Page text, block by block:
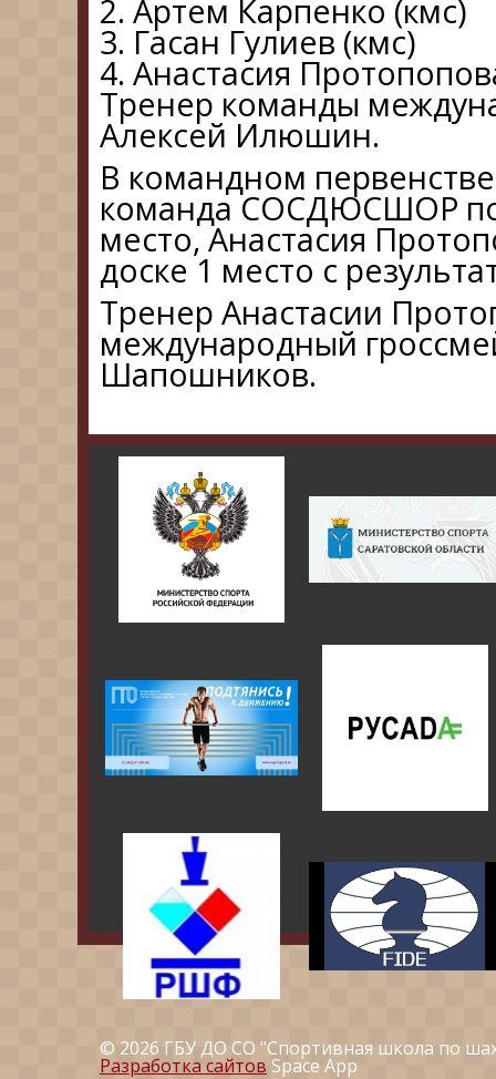
2. Артем Карпенко (кмс)
3. Гасан Гулиев (кмс)
4. Анастасия
Тренер команды
Алексей Илюшин.
В командном
команда СОСДЮСШОР
место, Анастасия
доске 1 место с
Тренер Анастасии
международный
Шапошников.
© 2026 ГБУ ДО СО "Спортивная школа по
Разработка сайтов Space App